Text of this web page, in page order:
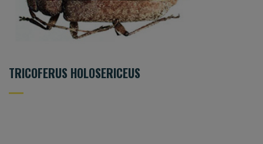
TRICOFERUS HOLOSERICEUS